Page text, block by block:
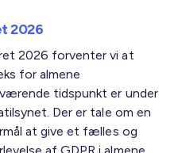
2026
2026 forventer vi at
for almene
tidspunkt er under
Der er tale om en
at give et fælles og